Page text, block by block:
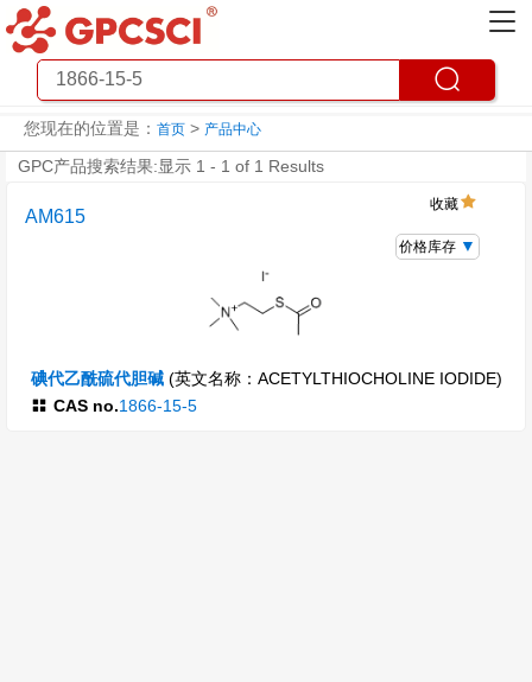
您现在的位置是： 首页 > 产品中心
GPC产品搜索结果:显示 1 - 1 of 1 Results
AM615
碘代乙酰硫代胆碱 (英文名称：ACETYLTHIOCHOLINE IODIDE)
CAS no.1866-15-5
收藏
价格库存